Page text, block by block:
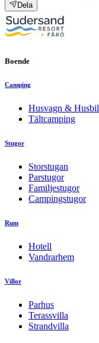
Dela
Boende
Camping
Husvagn & Husbil
Tältcamping
Stugor
Storstugan
Parstugor
Familjestugor
Campingstugor
Rum
Hotell
Vandrarhem
Villor
Parhus
Terassvilla
Strandvilla